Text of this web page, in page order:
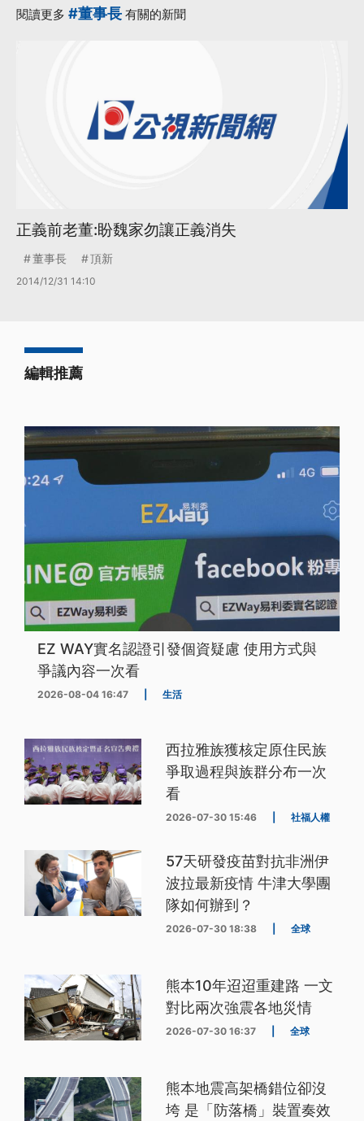
閱讀更多 #董事長 有關的新聞
正義前老董:盼魏家勿讓正義消失
董事長 頂新
2014/12/31 14:10
編輯推薦
EZ WAY實名認證引發個資疑慮 使用方式與
爭議內容一次看
2026-08-04 16:47 生活
西拉雅族獲核定原住民族
爭取過程與族群分布一次
看
2026-07-30 15:46 社福人權
57天研發疫苗對抗非洲伊
波拉最新疫情 牛津大學團
隊如何辦到？
2026-07-30 18:38 全球
熊本10年迢迢重建路 一文
對比兩次強震各地災情
2026-07-30 16:37 全球
熊本地震高架橋錯位卻沒
垮 是「防落橋」裝置奏效